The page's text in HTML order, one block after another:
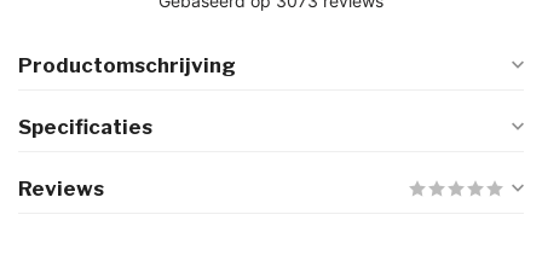
Productomschrijving
Specificaties
Reviews